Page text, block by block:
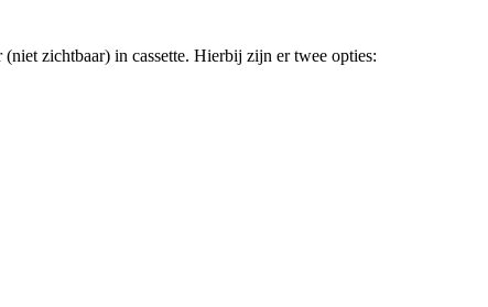
zichtbaar) in cassette. Hierbij zijn er twee opties: